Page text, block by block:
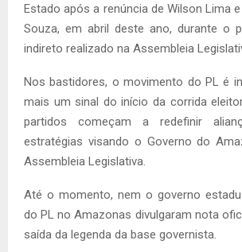
Estado após a renúncia de Wilson Lima
Souza, em abril deste ano, durante o
indireto realizado na Assembleia
Nos bastidores, o movimento do PL é
mais um sinal do início da corrida
partidos começam a redefinir
estratégias visando o Governo do
Assembleia Legislativa.
Até o momento, nem o governo
do PL no Amazonas divulgaram nota
saída da legenda da base governista.